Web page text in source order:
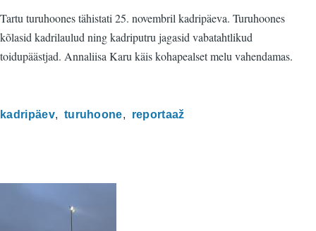
Tartu turuhoones tähistati 25. novembril kadripäeva. Turuhoones
kõlasid kadrilaulud ning kadriputru jagasid vabatahtlikud
toidupäästjad. Annaliisa Karu käis kohapealset melu vahendamas.
kadripäev turuhoone reportaaž